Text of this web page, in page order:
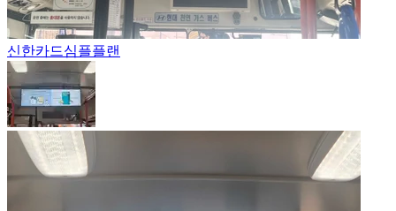
신한카드심플플랜